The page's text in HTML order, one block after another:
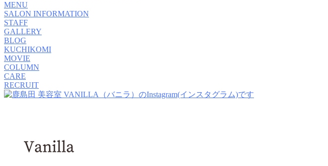
MENU
SALON INFORMATION
STAFF
GALLERY
BLOG
KUCHIKOMI
MOVIE
COLUMN
CARE
RECRUIT